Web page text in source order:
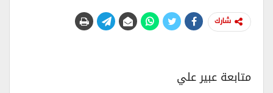
شارك
متابعة عبير علي